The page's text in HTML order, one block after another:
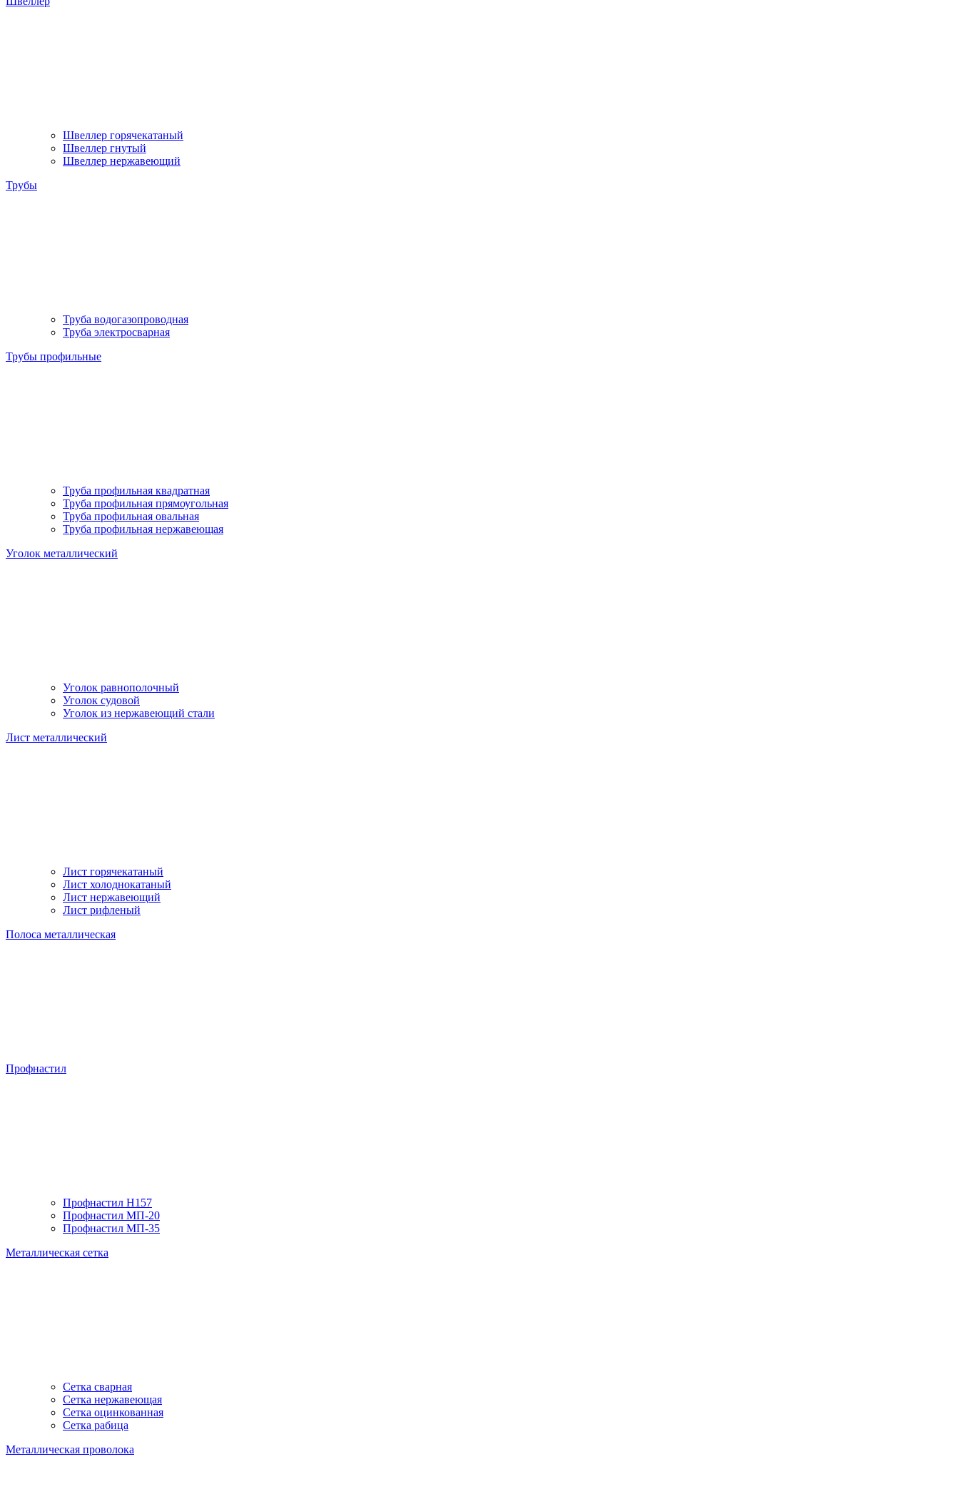
Швеллер горячекатаный
Швеллер гнутый
Швеллер нержавеющий
Трубы
Труба водогазопроводная
Труба электросварная
Трубы профильные
Труба профильная квадратная
Труба профильная прямоугольная
Труба профильная овальная
Труба профильная нержавеющая
Уголок металлический
Уголок равнополочный
Уголок судовой
Уголок из нержавеющий стали
Лист металлический
Лист горячекатаный
Лист холоднокатаный
Лист нержавеющий
Лист рифленый
Полоса металлическая
Профнастил
Профнастил H157
Профнастил МП-20
Профнастил МП-35
Металлическая сетка
Сетка сварная
Сетка нержавеющая
Сетка оцинкованная
Сетка рабица
Металлическая проволока